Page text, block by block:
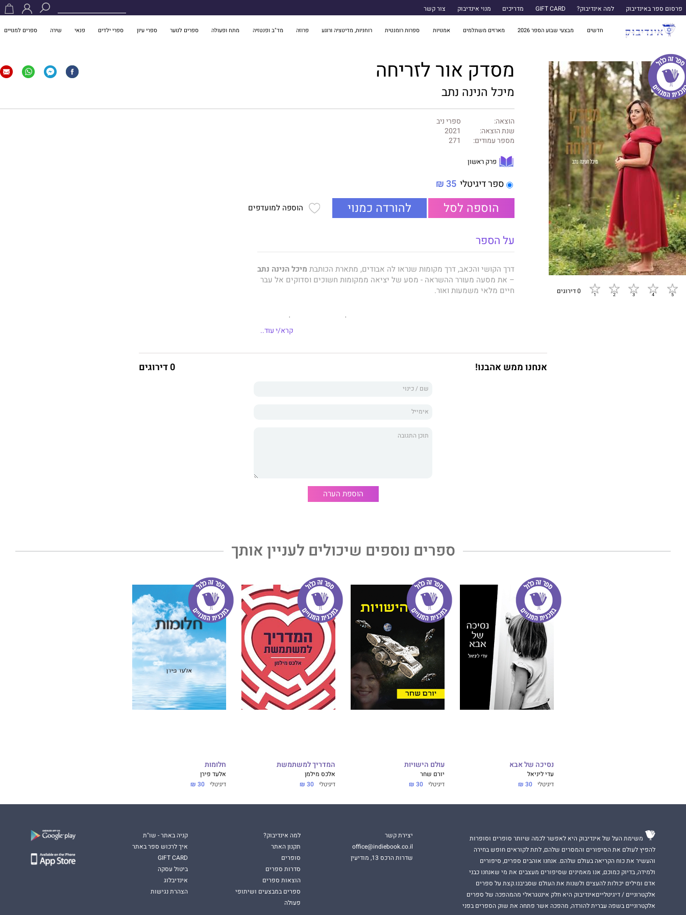
פרסום ספר באינדיבוק למה אינדיבוק? GIFT CARD מדריכים מנוי אינדיבוק צור קשר
חדשים מבצעי שבוע הספר 2026 מארזים משתלמים אמנויות ספרות רומנטית רוחניות, מדיטציה ורוגע פרוזה מד"ב ופנטזיה מתח ופעולה ספרים לנוער ספרי עיון ספרי ילדים פנאי שירה ספרים למנויים
0 דירוגים
מסדק אור לזריחה
מיכל הנינה נתב
הוצאה:
ספרי ניב
שנת הוצאה:
2021
מספר עמודים:
271
פרק ראשון
ספר דיגיטלי 35 ₪
הוספה לסל להורדה כמנוי הוספה למועדפים
על הספר
דרך הקושי והכאב, דרך מקומות שנראו לה אבודים, מתארת הכותבת מיכל הנינה נתב
– את מסעה מעורר ההשראה - מסע של יציאה ממקומות חשוכים וסדוקים אל עבר
חיים מלאי משמעות ואור.
בשירה, בסיפורים קצרים, בהגיגים ובתובנות יוצרת מיכל פסיפס מרתק של כניסה
גירושין, טראומות, שיגעון ויציאה ממנו, ובכל אלה שזורות אופטימיות וראייה רוחנית
חברתיים, מתיוג ומדיכוי, מאשמה ומקשיים- שאותם עברה על בשרה - ולהיטען
מאמינה שכל נשמה בעולמנו המורכב יכולה למצוא את מקומה
קרא/י עוד..
אנחנו ממש אהבנו! 0 דירוגים
הוספת הערה
ספרים נוספים שיכולים לעניין אותך
נסיכה של אבא
עדי ליניאל
דיגיטלי 30 ₪
עולם הישויות
יורם שחר
דיגיטלי 30 ₪
המדריך למשתמשת
אלכס מילמן
דיגיטלי 30 ₪
חלומות
אלעד פירן
דיגיטלי 30 ₪
משימת העל של אינדיבוק היא לאפשר לכמה שיותר סופרים וסופרות
להפיץ לעולם את הסיפורים והמסרים שלהם, לתת לקוראים חופש בחירה
והעשיר את כוח הקריאה בעולם שלהם. אנחנו אוהבים ספרים, סיפורים
ולמידה, בדיוק כמוכם, אנו מאמינים שסיפורים מעצבים את מי שאנחנו כבני
אדם ומילים יכולות להעצים ולשנות את העולם שסביבנו.קצת על ספרים
אלקטרוניים / דיגיטלייםאינדיבוק היא חלק אינטגראלי מהמהפכה של ספרים
אלקטרוניים בשפה עברית להורדה, מהפכה אשר פתחה את שוק הספרים בפני
יצירת קשר
office@indiebook.co.il
שדרות הרכס 13, מודיעין
למה אינדיבוק?
תקנון האתר
סופרים
סדרות ספרים
הוצאות ספרים
ספרים במבצעים ושיתופי
פעולה
קניה באתר - שו"ת
איך לרכוש ספר באתר
GIFT CARD
ביטול עסקה
אינדיבלוג
הצהרת נגישות